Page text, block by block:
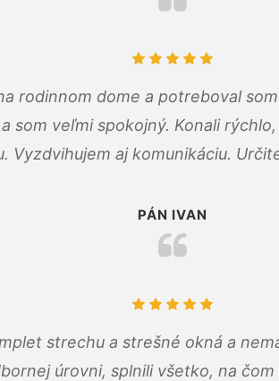
rodinnom dome a potreboval
som veľmi spokojný. Konali
Vyzdvihujem aj komunikáciu.
PÁN IVAN
strechu a strešné okná a
úrovni, splnili všetko, na